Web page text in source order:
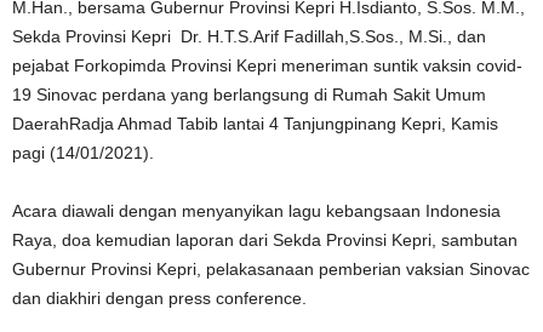
M.Han., bersama Gubernur Provinsi Kepri H.Isdianto, S.Sos. M.M.,
Sekda Provinsi Kepri Dr. H.T.S.Arif Fadillah,S.Sos., M.Si., dan
pejabat Forkopimda Provinsi Kepri meneriman suntik vaksin covid-
19 Sinovac perdana yang berlangsung di Rumah Sakit Umum
DaerahRadja Ahmad Tabib lantai 4 Tanjungpinang Kepri, Kamis
pagi (14/01/2021).
Acara diawali dengan menyanyikan lagu kebangsaan Indonesia
Raya, doa kemudian laporan dari Sekda Provinsi Kepri, sambutan
Gubernur Provinsi Kepri, pelakasanaan pemberian vaksian Sinovac
dan diakhiri dengan press conference.